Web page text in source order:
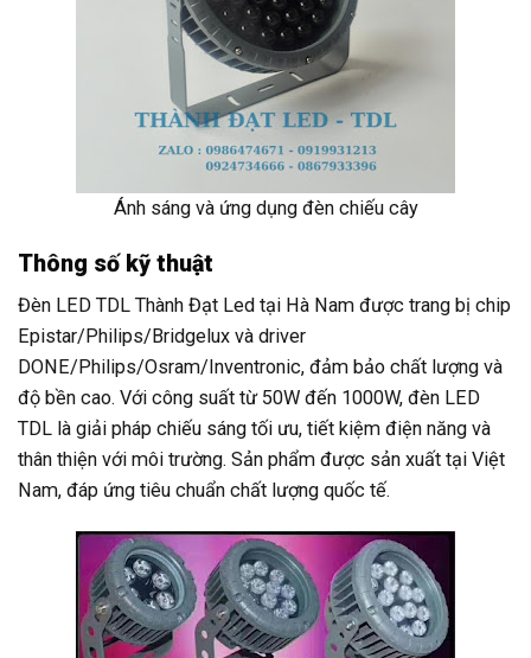
Ánh sáng và ứng dụng đèn chiếu cây
Thông số kỹ thuật
Đèn LED TDL Thành Đạt Led tại Hà Nam được trang bị chip
Epistar/Philips/Bridgelux và driver
DONE/Philips/Osram/Inventronic, đảm bảo chất lượng và
độ bền cao. Với công suất từ 50W đến 1000W, đèn LED
TDL là giải pháp chiếu sáng tối ưu, tiết kiệm điện năng và
thân thiện với môi trường. Sản phẩm được sản xuất tại Việt
Nam, đáp ứng tiêu chuẩn chất lượng quốc tế.